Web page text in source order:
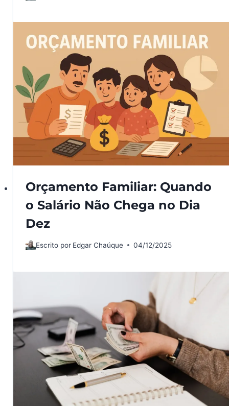
Orçamento Familiar: Quando
o Salário Não Chega no Dia
Dez
Escrito por Edgar Chaúque 04/12/2025